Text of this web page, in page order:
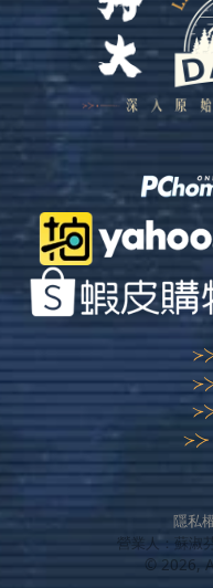
隱私
營業人： 蘇淑
© 2026,